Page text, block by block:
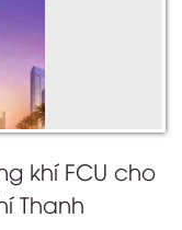
khí FCU cho
Thanh